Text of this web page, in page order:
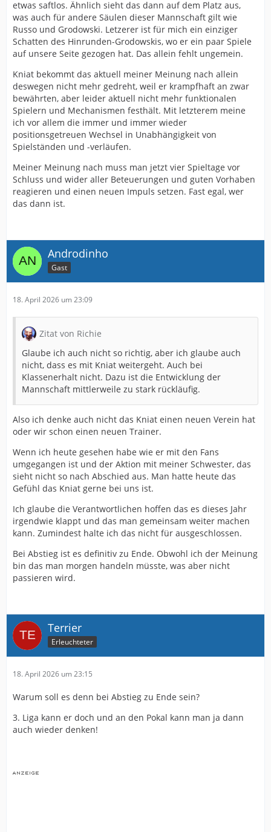
etwas saftlos. Ähnlich sieht das dann auf dem Platz aus,
was auch für andere Säulen dieser Mannschaft gilt wie
Russo und Grodowski. Letzerer ist für mich ein einziger
Schatten des Hinrunden-Grodowskis, wo er ein paar Spiele
auf unsere Seite gezogen hat. Das allein fehlt ungemein.
Kniat bekommt das aktuell meiner Meinung nach allein
deswegen nicht mehr gedreht, weil er krampfhaft an zwar
bewährten, aber leider aktuell nicht mehr funktionalen
Spielern und Mechanismen festhält. Mit letzterem meine
ich vor allem die immer und immer wieder
positionsgetreuen Wechsel in Unabhängigkeit von
Spielständen und -verläufen.
Meiner Meinung nach muss man jetzt vier Spieltage vor
Schluss und wider aller Beteuerungen und guten Vorhaben
reagieren und einen neuen Impuls setzen. Fast egal, wer
das dann ist.
Androdinho
Gast
18. April 2026 um 23:09
Zitat von Richie
Glaube ich auch nicht so richtig, aber ich glaube auch
nicht, dass es mit Kniat weitergeht. Auch bei
Klassenerhalt nicht. Dazu ist die Entwicklung der
Mannschaft mittlerweile zu stark rückläufig.
Also ich denke auch nicht das Kniat einen neuen Verein hat
oder wir schon einen neuen Trainer.
Wenn ich heute gesehen habe wie er mit den Fans
umgegangen ist und der Aktion mit meiner Schwester, das
sieht nicht so nach Abschied aus. Man hatte heute das
Gefühl das Kniat gerne bei uns ist.
Ich glaube die Verantwortlichen hoffen das es dieses Jahr
irgendwie klappt und das man gemeinsam weiter machen
kann. Zumindest halte ich das nicht für ausgeschlossen.
Bei Abstieg ist es definitiv zu Ende. Obwohl ich der Meinung
bin das man morgen handeln müsste, was aber nicht
passieren wird.
Terrier
Erleuchteter
18. April 2026 um 23:15
Warum soll es denn bei Abstieg zu Ende sein?
3. Liga kann er doch und an den Pokal kann man ja dann
auch wieder denken!